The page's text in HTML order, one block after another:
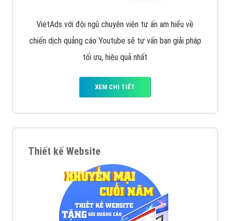
VietAds với đội ngũ chuyên viên tư ấn am hiểu về
chiến dịch quảng cáo Youtube sẽ tư vấn bạn giải pháp
tối ưu, hiệu quả nhất
XEM CHI TIẾT
Thiết kế Website